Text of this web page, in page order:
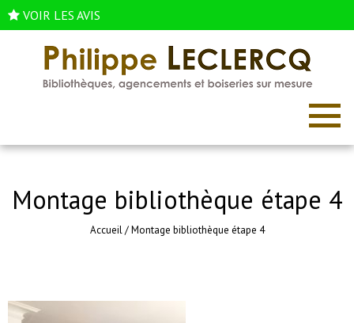
VOIR LES AVIS
Montage bibliothèque étape 4
Accueil/Montage bibliothèque étape 4